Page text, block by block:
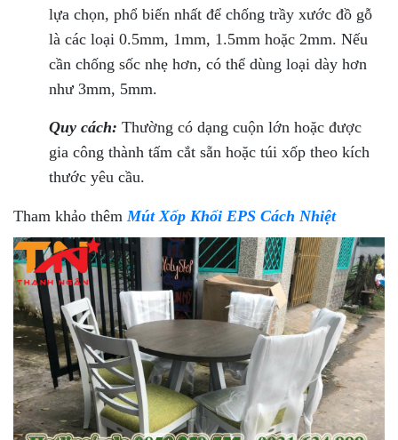
lựa chọn, phổ biến nhất để chống trầy xước đồ gỗ
là các loại 0.5mm, 1mm, 1.5mm hoặc 2mm. Nếu
cần chống sốc nhẹ hơn, có thể dùng loại dày hơn
như 3mm, 5mm.
Quy cách: Thường có dạng cuộn lớn hoặc được
gia công thành tấm cắt sẵn hoặc túi xốp theo kích
thước yêu cầu.
Tham khảo thêmMút Xốp Khối EPS Cách Nhiệt